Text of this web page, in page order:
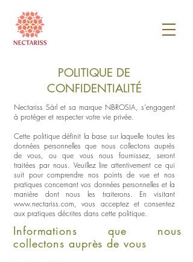
POLITIQUE DE
CONFIDENTIALITÉ
Nectariss Sàrl et sa marque NBROSIA, s'engagent
à protéger et respecter votre vie privée.
Cette politique définit la base sur laquelle toutes les
données personnelles que nous collectons auprès
de vous, ou que vous nous fournissez, seront
traitées par nous. Veuillez lire attentivement ce qui
suit pour comprendre nos points de vue et nos
pratiques concernant vos données personnelles et la
manière dont nous les traiterons. En visitant
www.nectariss.com, vous acceptez et consentez
aux pratiques décrites dans cette politique.
Informations que nous
collectons auprès de vous